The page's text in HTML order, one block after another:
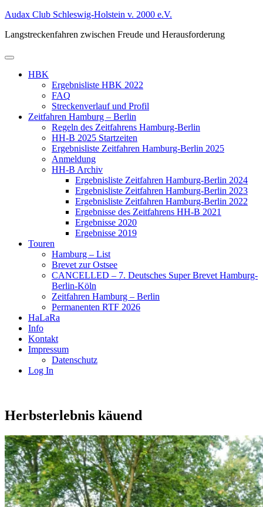
Zum
springen
Audax Club Schleswig-Holstein v. 2000 e.V.
Langstreckenfahren zwischen Freude und Herausforderung
Primäres
HBK
Ergebnisliste HBK 2022
FAQ
Streckenverlauf und Profil
Zeitfahren Hamburg – Berlin
Regeln des Zeitfahrens Hamburg-Berlin
HH-B 2025 Startzeiten
Ergebnisliste Zeitfahren Hamburg-Berlin 2025
Anmeldung
HH-B Archiv
Ergebnisliste Zeitfahren Hamburg-Berlin 2024
Ergebnisliste Zeitfahren Hamburg-Berlin 2023
Ergebnisliste Zeitfahren Hamburg-Berlin 2022
Ergebnisse des Zeitfahrens HH-B 2021
Ergebnisse 2020
Ergebnisse 2019
Touren
Hamburg – List
Brevet zur Ostsee
CANCELLED – 7. Deutsches Super Brevet Hamburg-
Berlin-Köln
Zeitfahren Hamburg – Berlin
Permanenten RTF 2026
HaLaRa
Info
Kontakt
Impressum
Datenschutz
Log In
Herbsterlebnis käuend